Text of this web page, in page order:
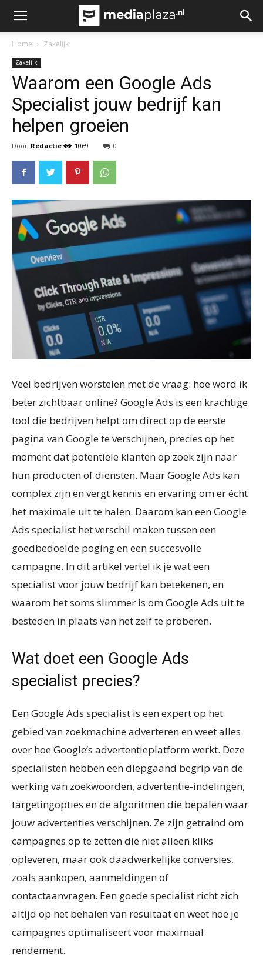
Home Zakelijk
Zakelijk
Waarom een Google Ads
Specialist jouw bedrijf kan
helpen groeien
Door Redactie 1069 0
Veel bedrijven worstelen met de vraag: hoe word ik
beter zichtbaar online? Google Ads is een krachtige
tool die bedrijven helpt om direct op de eerste
pagina van Google te verschijnen, precies op het
moment dat potentiële klanten op zoek zijn naar
hun producten of diensten. Maar Google Ads kan
complex zijn en vergt kennis en ervaring om er écht
het maximale uit te halen. Daarom kan een Google
Ads specialist het verschil maken tussen een
goedbedoelde poging en een succesvolle
campagne. In dit artikel vertel ik je wat een
specialist voor jouw bedrijf kan betekenen, en
waarom het soms slimmer is om Google Ads uit te
besteden in plaats van het zelf te proberen.
Wat doet een Google Ads
specialist precies?
Een Google Ads specialist is een expert op het
gebied van zoekmachine adverteren en weet alles
over hoe Google’s advertentieplatform werkt. Deze
specialisten hebben een diepgaand begrip van de
werking van zoekwoorden, advertentie-indelingen,
targetingopties en de algoritmen die bepalen waar
jouw advertenties verschijnen. Ze zijn getraind om
campagnes op te zetten die niet alleen kliks
opleveren, maar ook daadwerkelijke conversies,
zoals aankopen, aanmeldingen of
contactaanvragen. Een goede specialist richt zich
altijd op het behalen van resultaat en weet hoe je
campagnes optimaliseert voor maximaal
rendement.